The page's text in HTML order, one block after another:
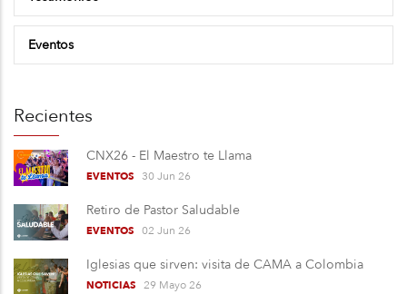
Eventos
Recientes
CNX26 - El Maestro te Llama
EVENTOS 30 Jun 26
Retiro de Pastor Saludable
EVENTOS 02 Jun 26
Iglesias que sirven: visita de CAMA a Colombia
NOTICIAS 29 Mayo 26